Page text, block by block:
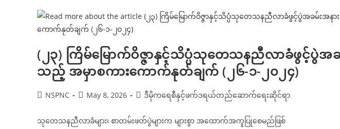
ဥပဒေ
စိုး
မိုး
ရေး
အစည်းအဝေး
(၁/၂၀၂၄)
အမှာ
စကား
ကောက်နုတ်ချက်
(၂၃) ကြိမ်မြောက်ဝိဇ္ဇာနှင့်သိပ္ပံသုတေသနညီလာခံဖွင့်ပွဲအခမ်
သည့် အမှာစကားကောက်နုတ်ချက် (၂၆-၁-၂၀၂၄)
PostNSPNC
PostMay 8, 2026
Postဒီမိုကရေစီနှင့်ဖက်ဒရယ်တည်ဆောက်ရေးဆိုင်ရာ
သုတေသနညီလာခံများ၊ စာတမ်းဖတ်ပွဲများက များစွာ အထောက်အကူပြုစေမည်ဖြစ်